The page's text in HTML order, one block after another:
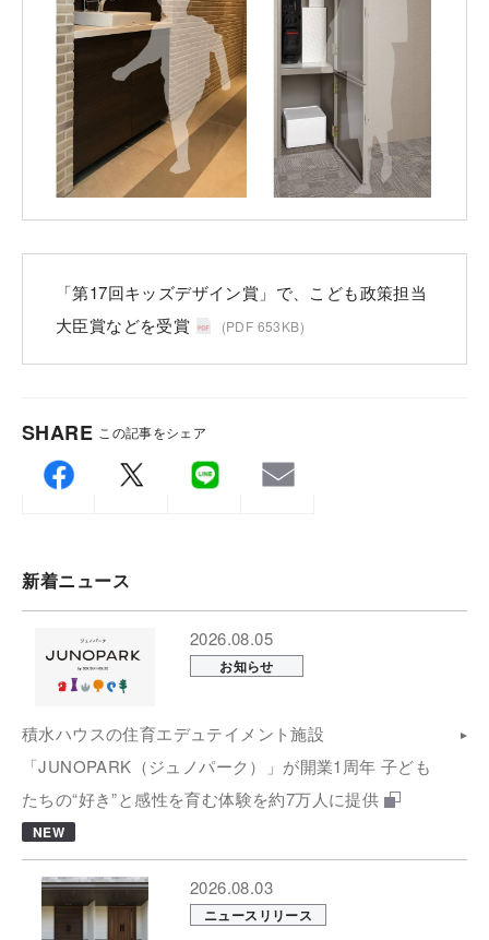
「第17回キッズデザイン賞」で、こども政策担当
大臣賞などを受賞
(PDF 653KB)
SHARE この記事をシェア
新着ニュース
2026.08.05
お知らせ
積水ハウスの住育エデュテイメント施設
「JUNOPARK（ジュノパーク）」が開業1周年 子ども
たちの“好き”と感性を育む体験を約7万人に提供
NEW
2026.08.03
ニュースリリース